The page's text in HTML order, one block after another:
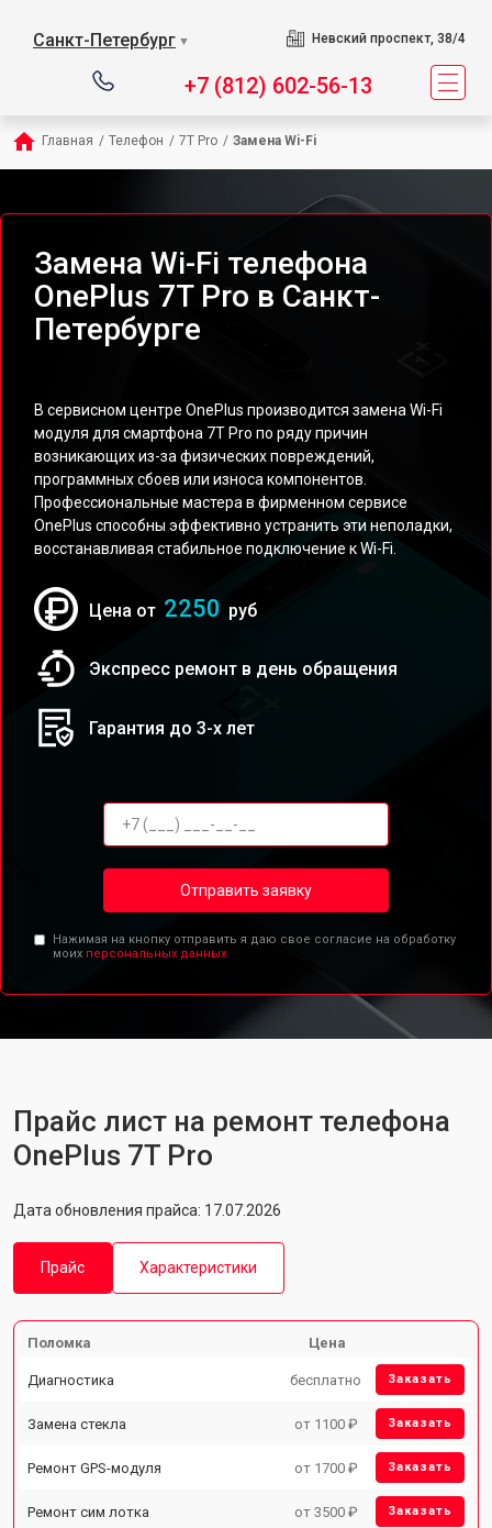
Санкт-Петербург ▼ Невский проспект, 38/4
+7 (812) 602-56-13
Главная / Телефон / 7T Pro / Замена Wi-Fi
Замена Wi-Fi телефона
OnePlus 7T Pro в Санкт-
Петербурге
В сервисном центре OnePlus производится замена Wi-Fi
модуля для смартфона 7T Pro по ряду причин
возникающих из-за физических повреждений,
программных сбоев или износа компонентов.
Профессиональные мастера в фирменном сервисе
OnePlus способны эффективно устранить эти неполадки,
восстанавливая стабильное подключение к Wi-Fi.
Цена от 2250 руб
Экспресс ремонт в день обращения
Гарантия до 3-х лет
Отправить заявку
Нажимая на кнопку отправить я даю свое согласие на обработку
моих персональных данных.
Прайс лист на ремонт телефона
OnePlus 7T Pro
Дата обновления прайса: 17.07.2026
Прайс Характеристики
Поломка Цена
Диагностика бесплатно Заказать
Замена стекла от 1100 ₽ Заказать
Ремонт GPS-модуля от 1700 ₽ Заказать
Ремонт сим лотка от 3500 ₽ Заказать